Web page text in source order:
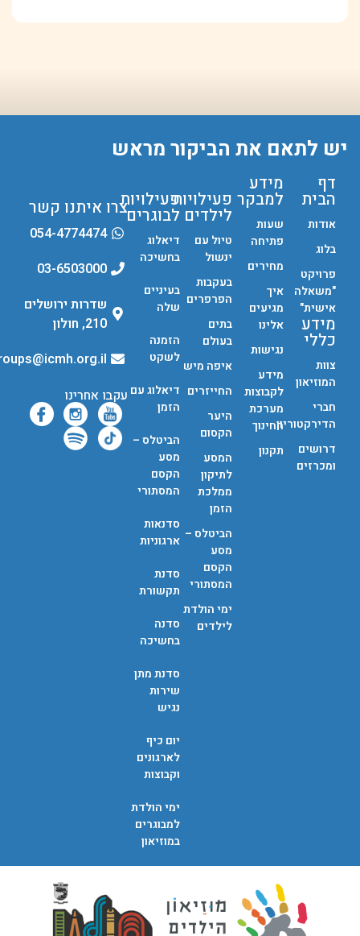
יש לתאם את הביקור מראש
דף
הבית
אודות
בלוג
פרויקט
"משאלה
אישית"
מידע
כללי
צוות
המוזיאון
חברי
הדירקטוריון
דרושים
ומכרזים
מידע
למבקר
שעות
פתיחה
מחירים
איך
מגיעים
אלינו
נגישות
מידע
לקבוצות
מערכת
החינוך
תקנון
פעילויות
לילדים
טיול עם
ינשול
בעקבות
הפרפרים
בתים
בעולם
איפה מיש
החייזרים
היער
הקסום
המסע
לתיקון
ממלכת
הזמן
הביטלס –
מסע
הקסם
המסתורי
ימי הולדת
לילדים
פעילויות
לבוגרים
דיאלוג
בחשיכה
בעיניים
שלה
הזמנה
לשקט
דיאלוג עם
הזמן
הביטלס –
מסע
הקסם
המסתורי
סדנאות
ארגוניות
סדנת
תקשורת
סדנה
בחשיכה
סדנת מתן
שירות
נגיש
יום כיף
לארגונים
וקבוצות
ימי הולדת
למבוגרים
במוזיאון
צרו איתנו קשר
054-4774474
03-6503000
שדרות ירושלים
210, חולון
groups@icmh.org.il
עקבו אחרינו